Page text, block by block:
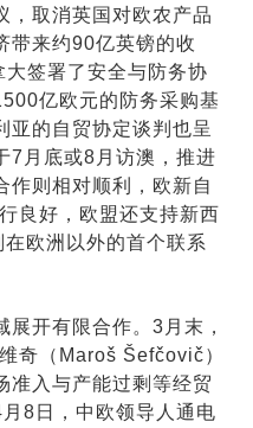
，取消英国对欧农产品
带来约90亿英镑的收
签署了安全与防务协
亿欧元的防务采购基
亚的自贸协定谈判也呈
7月底或8月访澳，推进
作则相对顺利，欧新自
良好，欧盟还支持新西
在欧洲以外的首个联系
开有限合作。3月末，
奇（Maroš Šefčovič）
准入与产能过剩等经贸
8日，中欧领导人通电